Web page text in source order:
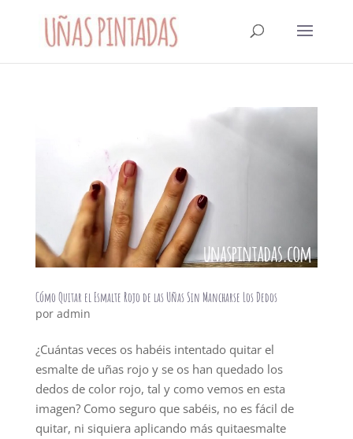
Cómo Quitar el Esmalte Rojo de las Uñas Sin Mancharse Los Dedos
por admin
¿Cuántas veces os habéis intentado quitar el
esmalte de uñas rojo y se os han quedado los
dedos de color rojo, tal y como vemos en esta
imagen? Como seguro que sabéis, no es fácil de
quitar, ni siquiera aplicando más quitaesmalte